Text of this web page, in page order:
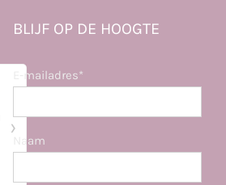
BLIJF OP DE HOOGTE
E-mailadres*
Naam